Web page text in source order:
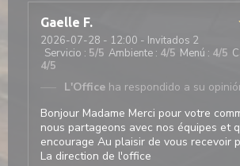
Gaelle F
2026-07-28 - 12:00 - Invitados 2
Servicio : 5/5 Ambiente : 4/5 Menú : 4/5
4/5
L'Office ha respondido a su
Bonjour Madame Merci pour votre
nous partageons avec nos équipes et
encourage Au plaisir de vous recevoir
La direction de l'office